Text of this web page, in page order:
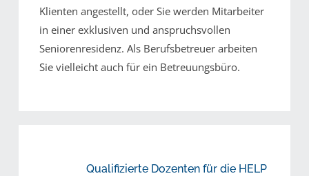
Klienten angestellt, oder Sie werden Mitarbeiter
in einer exklusiven und anspruchsvollen
Seniorenresidenz. Als Berufsbetreuer arbeiten
Sie vielleicht auch für ein Betreuungsbüro.
Qualifizierte Dozenten für die HELP